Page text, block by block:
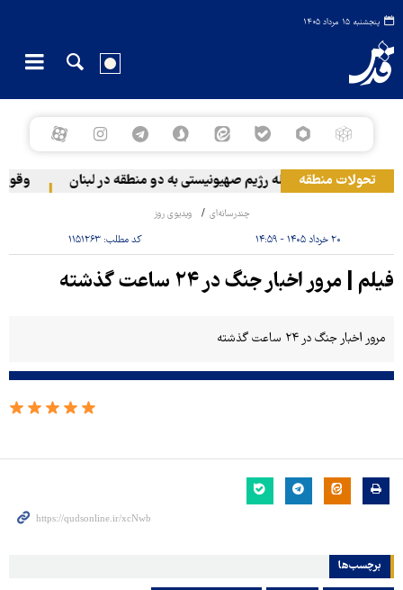
پنجشنبه ۱۵ مرداد ۱۴۰۵
تحولات منطقهحمله رژیم صهیونیستی به دو منطقه در لبنان وقوع
چندرسانه‌ای ویدیوی روز
۲۰ خرداد ۱۴۰۵ - ۱۴:۵۹ کد مطلب: ۱۱۵۱۲۶۳
فیلم | مرور اخبار جنگ در ۲۴ ساعت گذشته
مرور اخبار جنگ در ۲۴ ساعت گذشته
برچسب‌ها